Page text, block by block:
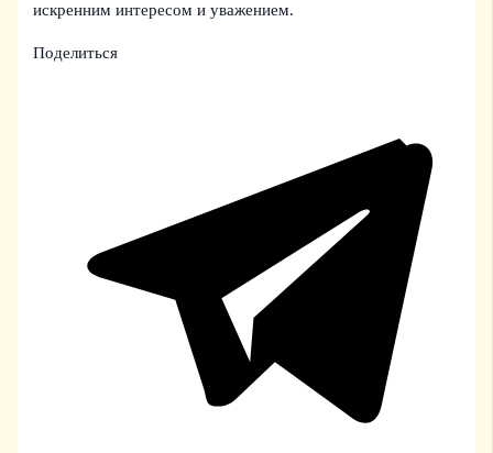
искренним интересом и уважением.
Поделиться